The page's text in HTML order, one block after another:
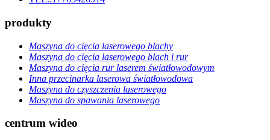
produkty
Maszyna do cięcia laserowego blachy
Maszyna do cięcia laserowego blach i rur
Maszyna do cięcia rur laserem światłowodowym
Inna przecinarka laserowa światłowodowa
Maszyna do czyszczenia laserowego
Maszyna do spawania laserowego
centrum wideo